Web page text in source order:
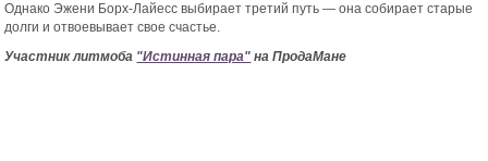
Однако Эжени Борх-Лайесс выбирает третий путь — она собирает старые
долги и отвоевывает свое счастье.
Участник литмоба "Истинная пара" на ПродаМане